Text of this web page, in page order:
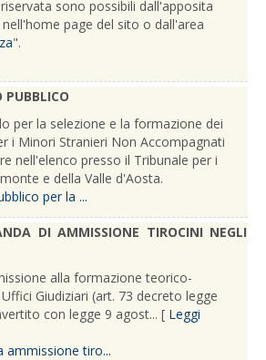
sono possibili dall'apposita
page del sito o dall'area
".
PUBBLICO
per la selezione e la formazione dei
i Minori Stranieri Non Accompagnati
nell'elenco presso il Tribunale per i
e della Valle d'Aosta.
per la ...
DI AMMISSIONE TIROCINI NEGLI
alla formazione teorico-
Giudiziari (art. 73 decreto legge
con legge 9 agost... [ Leggi
ammissione tiro...